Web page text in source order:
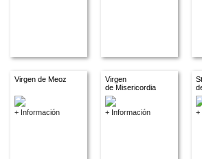
Virgen de Meoz
+ Información
Virgen
de Misericordia
+ Información +